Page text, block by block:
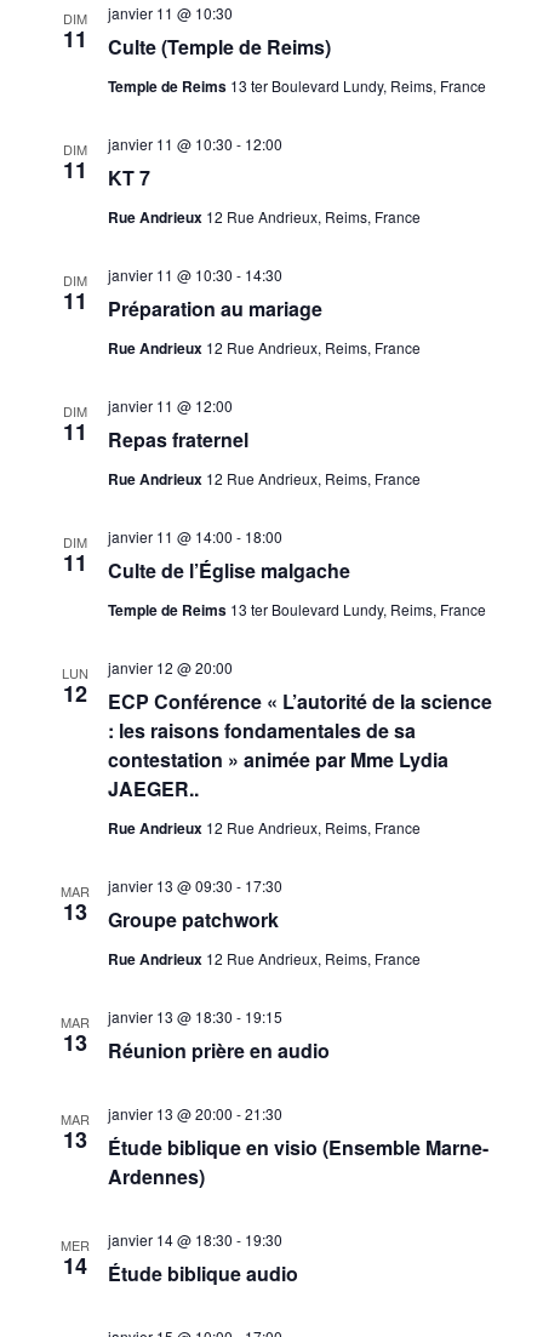
DIM
11 Culte (Temple de Reims)
janvier 11 @ 10:30
Temple de Reims 13 ter Boulevard Lundy, Reims, France
DIM
11 KT 7
janvier 11 @ 10:30 - 12:00
Rue Andrieux 12 Rue Andrieux, Reims, France
DIM
11 Préparation au mariage
janvier 11 @ 10:30 - 14:30
Rue Andrieux 12 Rue Andrieux, Reims, France
DIM
11 Repas fraternel
janvier 11 @ 12:00
Rue Andrieux 12 Rue Andrieux, Reims, France
DIM
11 Culte de l’Église malgache
janvier 11 @ 14:00 - 18:00
Temple de Reims 13 ter Boulevard Lundy, Reims, France
LUN
12
ECP Conférence « L’autorité de la science
: les raisons fondamentales de sa
contestation » animée par Mme Lydia
JAEGER..
janvier 12 @ 20:00
Rue Andrieux 12 Rue Andrieux, Reims, France
MAR
13 Groupe patchwork
janvier 13 @ 09:30 - 17:30
Rue Andrieux 12 Rue Andrieux, Reims, France
MAR
13 Réunion prière en audio
janvier 13 @ 18:30 - 19:15
MAR
13
Étude biblique en visio (Ensemble Marne-
Ardennes)
janvier 13 @ 20:00 -21:30
MER
14 Étude biblique audio
janvier 14 @ 18:30 - 19:30